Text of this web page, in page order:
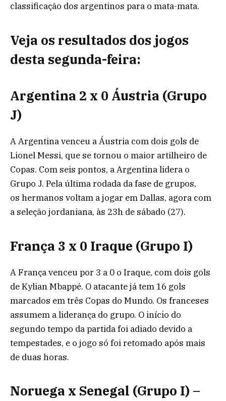
classificação dos argentinos para o mata-mata.
Veja os resultados dos jogos
desta segunda-feira:
Argentina 2 x 0 Áustria (Grupo
J)
A Argentina venceu a Áustria com dois gols de
Lionel Messi, que se tornou o maior artilheiro de
Copas. Com seis pontos, a Argentina lidera o
Grupo J. Pela última rodada da fase de grupos,
os hermanos voltam a jogar em Dallas, agora com
a seleção jordaniana, às 23h de sábado (27).
França 3 x 0 Iraque (Grupo I)
A França venceu por 3 a 0 o Iraque, com dois gols
de Kylian Mbappé. O atacante já tem 16 gols
marcados em três Copas do Mundo. Os franceses
assumem a liderança do grupo. O início do
segundo tempo da partida foi adiado devido a
tempestades, e o jogo só foi retomado após mais
de duas horas.
Noruega x Senegal (Grupo I) –